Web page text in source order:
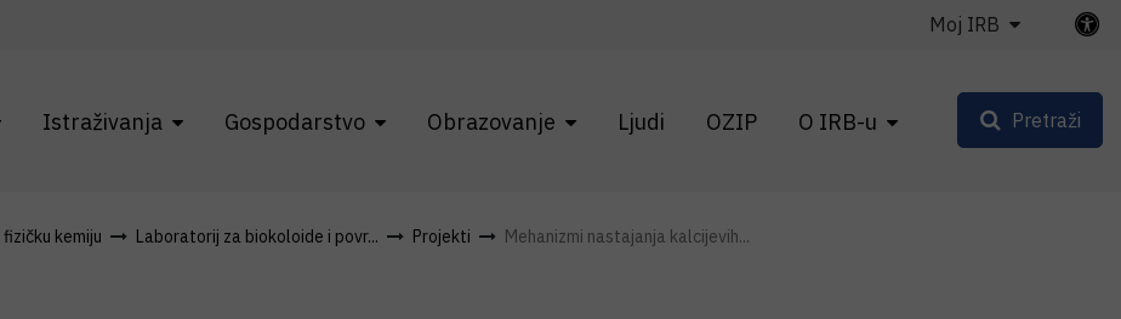
Istraživanja Gospodarstvo Obrazovanje Ljudi OZIP O IRB-u
Moj IRB
Pretraži
kemiju Laboratorij za biokoloide i povr... Projekti Mehanizmi nastajanja kalcijevih...